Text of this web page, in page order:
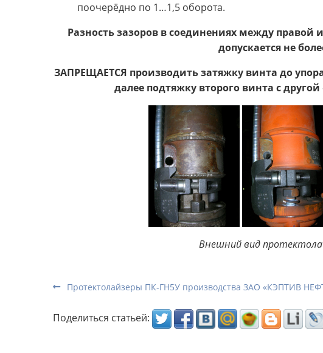
поочерёдно по 1…1,5 оборота.
Разность зазоров в соединениях между правой
допускается не
ЗАПРЕЩАЕТСЯ производить затяжку винта до
далее подтяжку второго винта с
Внешний вид
Протектолайзеры ПК-ГН5У производства ЗАО «КЭПТИВ
Поделиться статьей: